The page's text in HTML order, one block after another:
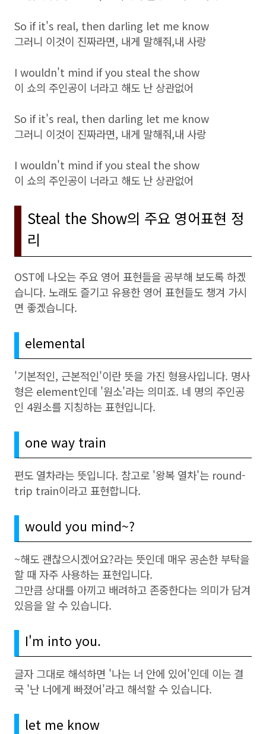
So if it's real, then darling let me know
그러니 이것이 진짜라면, 내게 말해줘,내 사랑
I wouldn't mind if you steal the show
이 쇼의 주인공이 너라고 해도 난 상관없어
So if it's real, then darling let me know
그러니 이것이 진짜라면, 내게 말해줘,내 사랑
I wouldn't mind if you steal the show
이 쇼의 주인공이 너라고 해도 난 상관없어
Steal the Show의 주요 영어표현 정
리
OST에 나오는 주요 영어 표현들을 공부해 보도록 하겠
습니다. 노래도 즐기고 유용한 영어 표현들도 챙겨 가시
면 좋겠습니다.
elemental
'기본적인, 근본적인'이란 뜻을 가진 형용사입니다. 명사
형은 element인데 '원소'라는 의미죠. 네 명의 주인공
인 4원소를 지칭하는 표현입니다.
one way train
편도 열차라는 뜻입니다. 참고로 '왕복 열차'는 round-
trip train이라고 표현합니다.
would you mind~?
~해도 괜찮으시겠어요?라는 뜻인데 매우 공손한 부탁을
할 때 자주 사용하는 표현입니다.
그만큼 상대를 아끼고 배려하고 존중한다는 의미가 담겨
있음을 알 수 있습니다.
I'm into you.
글자 그대로 해석하면 '나는 너 안에 있어'인데 이는 결
국 '난 너에게 빠졌어'라고 해석할 수 있습니다.
let me know